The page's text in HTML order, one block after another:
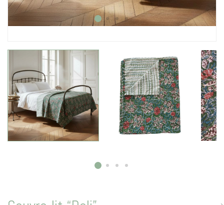
Thème
La vie en bleu
La vie en rose
Carte cadeau